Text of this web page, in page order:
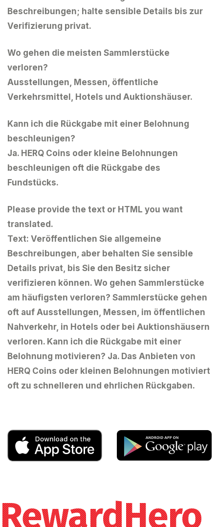
Beschreibungen; halte sensible Details bis zur
Verifizierung privat.
Wo gehen die meisten Sammlerstücke
verloren?
Ausstellungen, Messen, öffentliche
Verkehrsmittel, Hotels und Auktionshäuser.
Kann ich die Rückgabe mit einer Belohnung
beschleunigen?
Ja. HERQ Coins oder kleine Belohnungen
beschleunigen oft die Rückgabe des
Fundstücks.
Please provide the text or HTML you want
translated.
Text: Veröffentlichen Sie allgemeine
Beschreibungen, aber behalten Sie sensible
Details privat, bis Sie den Besitz sicher
verifizieren können. Wo gehen Sammlerstücke
am häufigsten verloren? Sammlerstücke gehen
oft auf Ausstellungen, Messen, im öffentlichen
Nahverkehr, in Hotels oder bei Auktionshäusern
verloren. Kann ich die Rückgabe mit einer
Belohnung motivieren? Ja. Das Anbieten von
HERQ Coins oder kleinen Belohnungen motiviert
oft zu schnelleren und ehrlichen Rückgaben.
RewardHero